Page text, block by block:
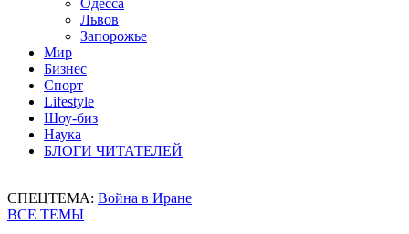
Одесса
Львов
Запорожье
Мир
Бизнес
Спорт
Lifestyle
Шоу-биз
Наука
БЛОГИ ЧИТАТЕЛЕЙ
СПЕЦТЕМА: Война в Иране
ВСЕ ТЕМЫ